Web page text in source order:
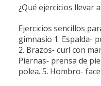
¿Qué ejercicios llevar
Ejercicios sencillos
gimnasio 1. Espalda-
2. Brazos- curl con
Piernas- prensa de
polea. 5. Hombro-